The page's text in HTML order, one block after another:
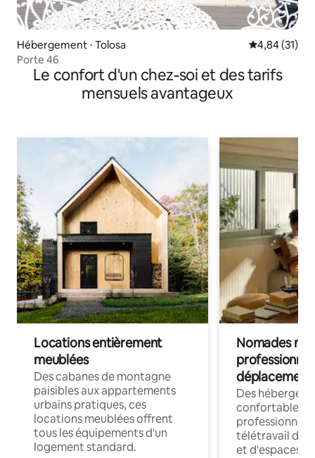
Hébergement ⋅ Tolosa Évaluation
4,84 (31)
Porte 46
Le confort d'un chez-soi et des tarifs
mensuels avantageux
Locations entièrement
meublées
Des cabanes de montagne
paisibles aux appartements
urbains pratiques, ces
locations meublées offrent
tous les équipements d'un
logement standard.
Nomades
déplacement
Des
confortables
professionnels
télétravail
et d'espaces